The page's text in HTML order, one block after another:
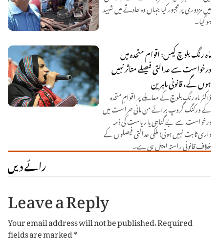
میں مزدوری پر مجبور کیا جہاں وہ حادثے میں شہید
ہو گیا۔
ماہ رنگ بلوچ کیس: اقوام متحدہ میں
درخواست سے عدالتی فیصلے متاثر نہیں
ہوں گے، قانونی ماہرین
ڈاکٹر ماہ رنگ بلوچ کے معاملے پر اقوامِ متحدہ
کے ورکنگ گروپ برائے من مانی حراست میں
درخواست سے بے گناہی یا ریاست کی ذمہ
داری ثابت نہیں ہوتی؛ ملکی عدالتی فیصلوں کے
خلاف قانونی راستہ اپیل ہی ہے۔
رائے دیں
Leave a Reply
Your email address will not be published.Required
fields are marked*